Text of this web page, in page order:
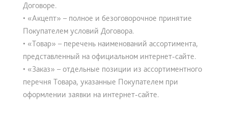
Договоре.
• «Акцепт» – полное и безоговорочное принятие
Покупателем условий Договора.
• «Товар» – перечень наименований ассортимента,
представленный на официальном интернет-сайте.
• «Заказ» – отдельные позиции из ассортиментного
перечня Товара, указанные Покупателем при
оформлении заявки на интернет-сайте.